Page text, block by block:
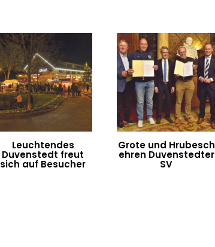
Leuchtendes
Duvenstedt freut
sich auf Besucher
Grote und Hrubesch
ehren Duvenstedter
SV